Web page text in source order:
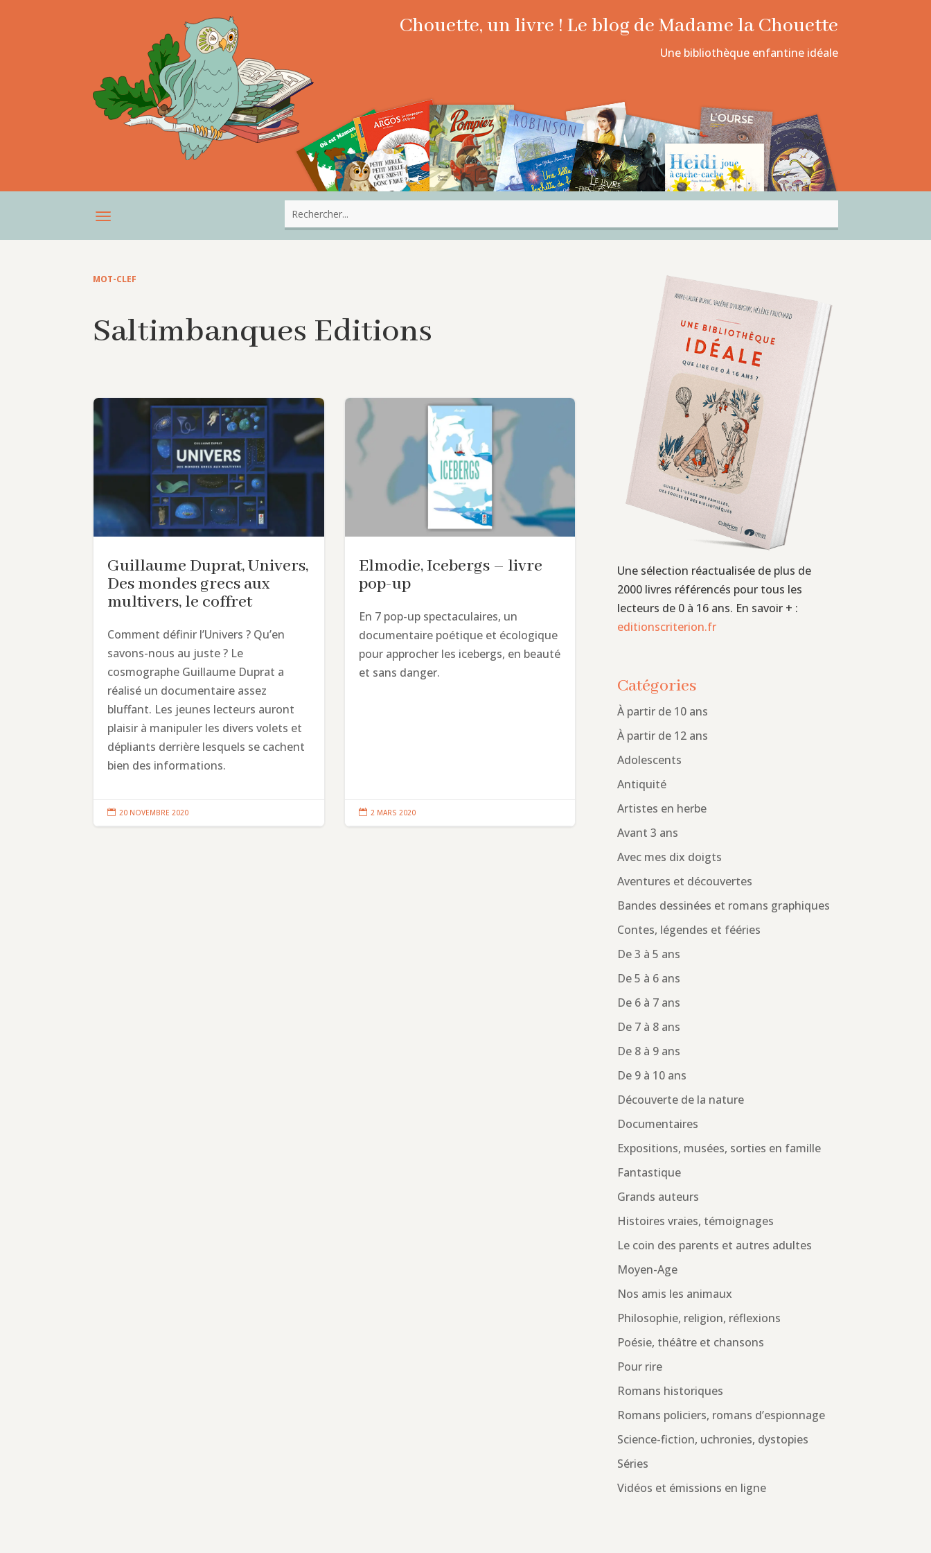
Chouette, un livre ! Le blog de Madame la Chouette
Une bibliothèque enfantine idéale
MOT-CLEF
Saltimbanques Editions
Guillaume Duprat, Univers,
Des mondes grecs aux
multivers, le coffret
Comment définir l’Univers ? Qu’en
savons-nous au juste ? Le
cosmographe Guillaume Duprat a
réalisé un documentaire assez
bluffant. Les jeunes lecteurs auront
plaisir à manipuler les divers volets et
dépliants derrière lesquels se cachent
bien des informations.
 20 NOVEMBRE 2020
Elmodie, Icebergs – livre
pop-up
En 7 pop-up spectaculaires, un
documentaire poétique et écologique
pour approcher les icebergs, en beauté
et sans danger.
 2 MARS 2020
Une sélection réactualisée de plus de
2000 livres référencés pour tous les
lecteurs de 0 à 16 ans. En savoir + :
editionscriterion.fr
Catégories
À partir de 10 ans
À partir de 12 ans
Adolescents
Antiquité
Artistes en herbe
Avant 3 ans
Avec mes dix doigts
Aventures et découvertes
Bandes dessinées et romans graphiques
Contes, légendes et fééries
De 3 à 5 ans
De 5 à 6 ans
De 6 à 7 ans
De 7 à 8 ans
De 8 à 9 ans
De 9 à 10 ans
Découverte de la nature
Documentaires
Expositions, musées, sorties en famille
Fantastique
Grands auteurs
Histoires vraies, témoignages
Le coin des parents et autres adultes
Moyen-Age
Nos amis les animaux
Philosophie, religion, réflexions
Poésie, théâtre et chansons
Pour rire
Romans historiques
Romans policiers, romans d’espionnage
Science-fiction, uchronies, dystopies
Séries
Vidéos et émissions en ligne